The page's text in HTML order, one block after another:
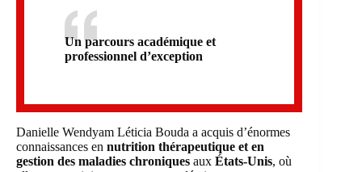
Un parcours académique et
professionnel d’exception
Danielle Wendyam Léticia Bouda a acquis d’énormes
connaissances en nutrition thérapeutique et en
gestion des maladies chroniques aux États-Unis, où